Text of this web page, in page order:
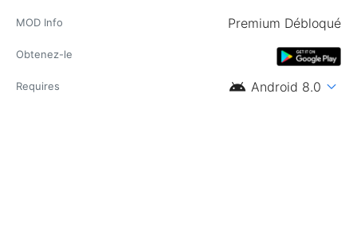
MOD Info Premium Débloqué
Obtenez-le
Requires android Android 8.0 expand_more